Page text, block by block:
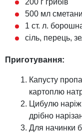
200 г грибів
500 мл сметани
1 ст. л.
сіль, перець,
Приготування:
Капусту
картоплю
Цибулю наріж
дрібно
Для начинки